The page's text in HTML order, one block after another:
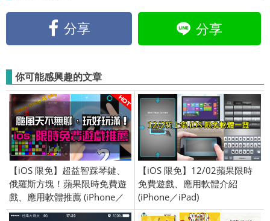
分享 分享
你可能感興趣的文章
【iOS 限免】超益智踩琴鍵、
俄羅斯方塊！蘋果限時免費遊
戲、應用軟體推薦 (iPhone／
iPad) 2016/9/14
【iOS 限免】12/02蘋果限時
免費遊戲、應用軟體介紹
(iPhone／iPad)